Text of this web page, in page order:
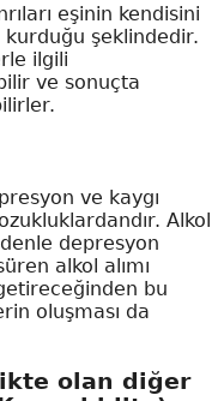
eşinin kendisini
kurduğu şeklindedir.
ilgili
ve sonuçta
ve kaygı
Alkol
depresyon
alkol alımı
bu
oluşması da
olan diğer